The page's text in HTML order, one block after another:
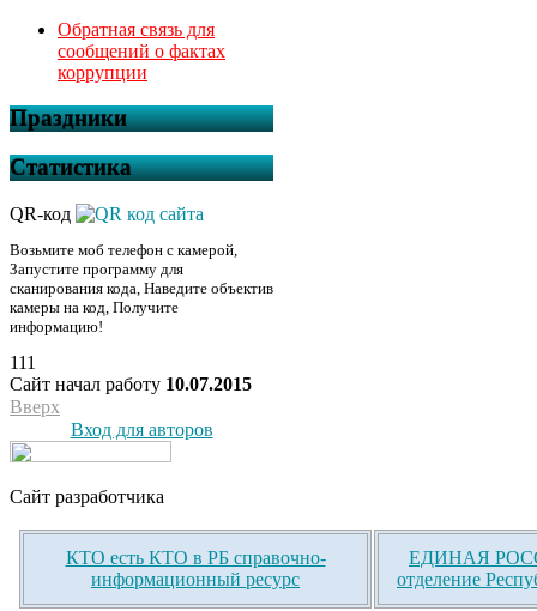
Обратная связь для
сообщений о фактах
коррупции
Праздники
Статистика
QR-код
Возьмите моб телефон с камерой,
Запустите программу для
сканирования кода, Наведите объектив
камеры на код, Получите
информацию!
111
Сайт начал работу 10.07.2015
Вверх
Вход для авторов
Сайт разработчика
КТО есть КТО в РБ справочно-
информационный ресурс
ЕДИНАЯ
отделение